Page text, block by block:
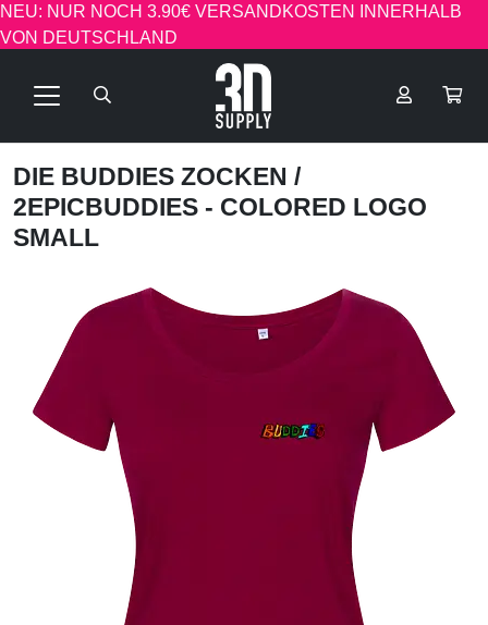
NEU: NUR NOCH 3.90€ VERSANDKOSTEN INNERHALB
VON DEUTSCHLAND
DIE BUDDIES ZOCKEN /
2EPICBUDDIES - COLORED LOGO
SMALL